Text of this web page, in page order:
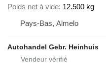
Poids net à vide 12.500 kg
Pays-Bas, Almelo
Autohandel Gebr. Heinhuis